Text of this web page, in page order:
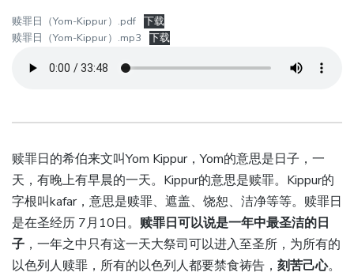
赎罪日（Yom-Kippur）.pdf 下载
赎罪日（Yom-Kippur）.mp3
下载
赎罪日的希伯来文叫Yom Kippur，Yom的意思是日子，一
天，有晚上有早晨的一天。Kippur的意思是赎罪。Kippur的
字根叫kafar，意思是赎罪、遮盖、饶恕、洁净等等。赎罪日
是在圣经历 7月10日。 赎罪日可以说是一年中最圣洁的日
子 ，一年之中只有这一天大祭司可以进入至圣所，为所有的
以色列人赎罪，所有的以色列人都要禁食祷告， 刻苦己心。